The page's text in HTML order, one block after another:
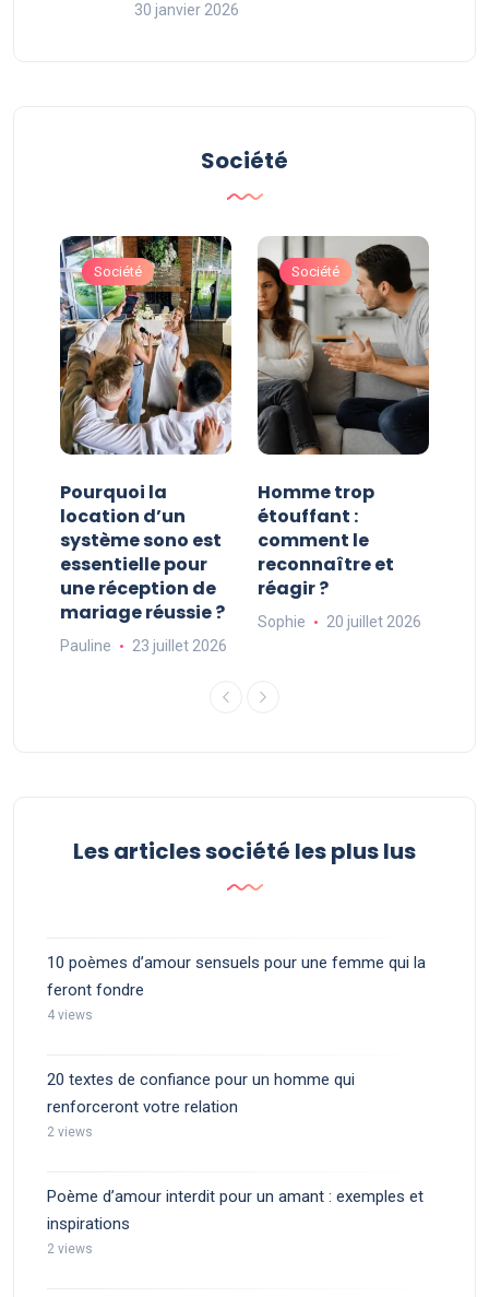
30 janvier 2026
Société
Société
Pourquoi la
location d’un
système sono est
essentielle pour
une réception de
mariage réussie ?
Pauline 23 juillet 2026
Société
Homme trop
étouffant :
comment le
reconnaître et
réagir ?
Sophie 20 juillet 2026
Les articles société les plus lus
10 poèmes d’amour sensuels pour une femme qui la
feront fondre
4 views
20 textes de confiance pour un homme qui
renforceront votre relation
2 views
Poème d’amour interdit pour un amant : exemples et
inspirations
2 views